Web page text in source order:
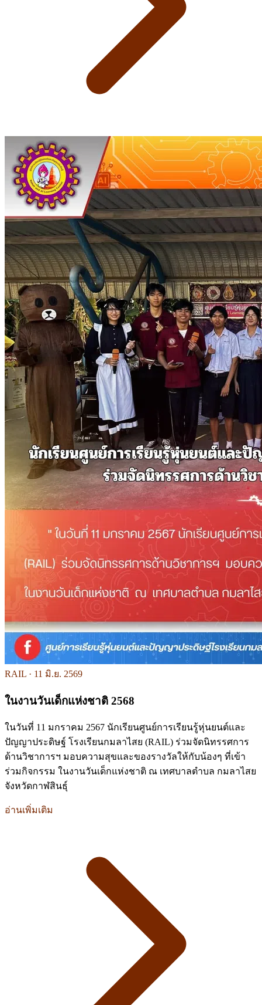
RAIL · 11 มิ.ย. 2569
ในงานวันเด็กแห่งชาติ 2568
ในวันที่ 11 มกราคม 2567 นักเรียนศูนย์การเรียนรู้หุ่นยนต์และ
ปัญญาประดิษฐ์ โรงเรียนกมลาไสย (RAIL) ร่วมจัดนิทรรศการ
ด้านวิชาการฯ มอบความสุขและของรางวัลให้กับน้องๆ ที่เข้า
ร่วมกิจกรรม ในงานวันเด็กแห่งชาติ ณ เทศบาลตำบล กมลาไสย
จังหวัดกาฬสินธุ์
อ่านเพิ่มเติม